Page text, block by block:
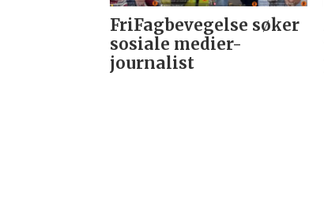
FriFagbevegelse søker
sosiale medier-
journalist